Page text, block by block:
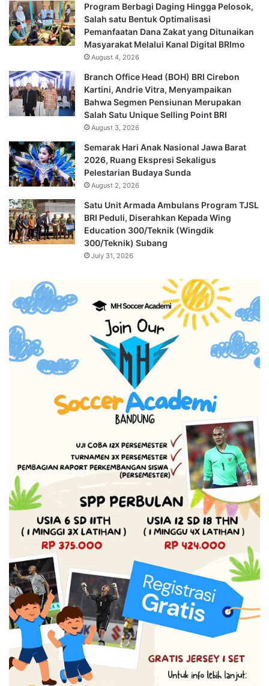
Program Berbagi Daging Hingga Pelosok,
Salah satu Bentuk Optimalisasi
Pemanfaatan Dana Zakat yang Ditunaikan
Masyarakat Melalui Kanal Digital BRImo
August 4, 2026
Branch Office Head (BOH) BRI Cirebon
Kartini, Andrie Vitra, Menyampaikan
Bahwa Segmen Pensiunan Merupakan
Salah Satu Unique Selling Point BRI
August 3, 2026
Semarak Hari Anak Nasional Jawa Barat
2026, Ruang Ekspresi Sekaligus
Pelestarian Budaya Sunda
August 2, 2026
Satu Unit Armada Ambulans Program TJSL
BRI Peduli, Diserahkan Kepada Wing
Education 300/Teknik (Wingdik
300/Teknik) Subang
July 31, 2026